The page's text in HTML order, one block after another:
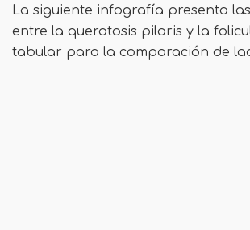
La siguiente infografía presenta
entre la queratosis pilaris y la
tabular para la comparación de